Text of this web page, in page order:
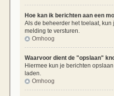
Hoe kan ik berichten aan een
Als de beheerder het toelaat,
melding te versturen.
Omhoog
Waarvoor dient de "opslaan"
Hiermee kun je berichten
laden.
Omhoog